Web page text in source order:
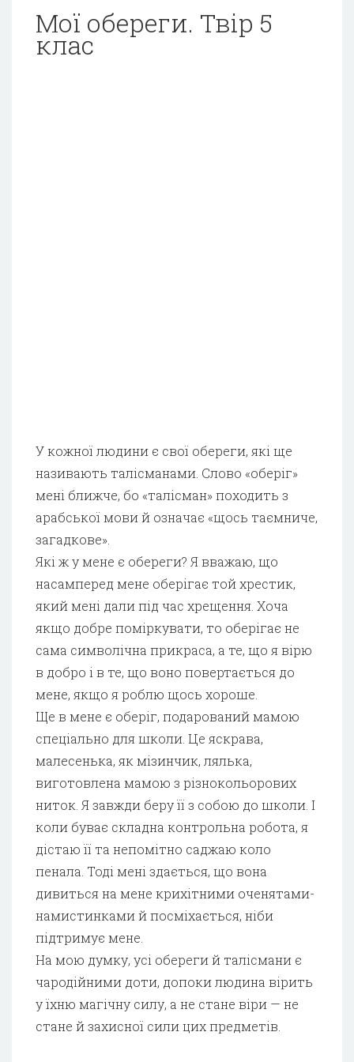
Мої обереги. Твір 5
клас
У кожної людини є свої обереги, які ще
називають талісманами. Слово «оберіг»
мені ближче, бо «талісман» походить з
арабської мови й означає «щось таємниче,
загадкове».
Які ж у мене є обереги? Я вважаю, що
насамперед мене оберігає той хрестик,
який мені дали під час хрещення. Хоча
якщо добре поміркувати, то оберігає не
сама символічна прикраса, а те, що я вірю
в добро і в те, що воно повертається до
мене, якщо я роблю щось хороше.
Ще в мене є оберіг, подарований мамою
спеціально для школи. Це яскрава,
малесенька, як мізинчик, лялька,
виготовлена мамою з різнокольорових
ниток. Я завжди беру її з собою до школи. І
коли буває складна контрольна робота, я
дістаю її та непомітно саджаю коло
пенала. Тоді мені здається, що вона
дивиться на мене крихітними оченятами-
намистинками й посміхається, ніби
підтримує мене.
На мою думку, усі обереги й талісмани є
чародійними доти, допоки людина вірить
у їхню магічну силу, а не стане віри — не
стане й захисної сили цих предметів.